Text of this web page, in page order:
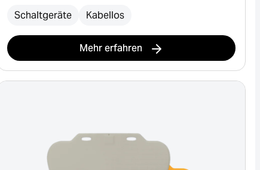
Schaltgeräte Kabellos
Mehr erfahren